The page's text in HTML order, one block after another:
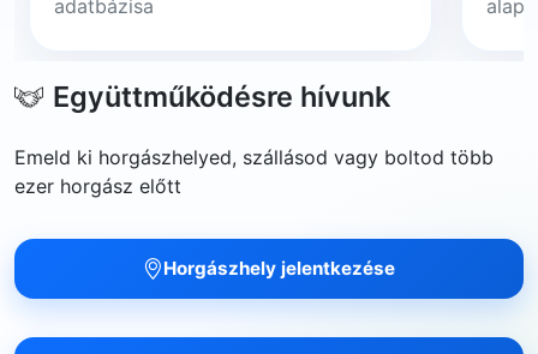
adatbázisa
Együttműködésre hívunk
Emeld ki horgászhelyed, szállásod vagy boltod több
ezer horgász előtt
Horgászhely jelentkezése